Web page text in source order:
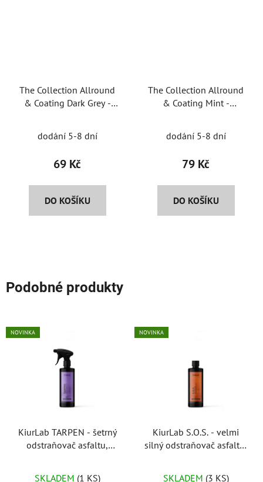
The Collection Allround
& Coating Dark Grey -
dodání 5-8 dní
69 Kč
DO KOŠÍKU
The Collection Allround
& Coating Mint -
dodání 5-8 dní
79 Kč
DO KOŠÍKU
Podobné produkty
NOVINKA
KiurLab TARPEN - šetrný
odstraňovač asfaltu,
SKLADEM (1 KS)
NOVINKA
KiurLab S.O.S. - velmi
silný odstraňovač asfaltu,
SKLADEM (3 KS)